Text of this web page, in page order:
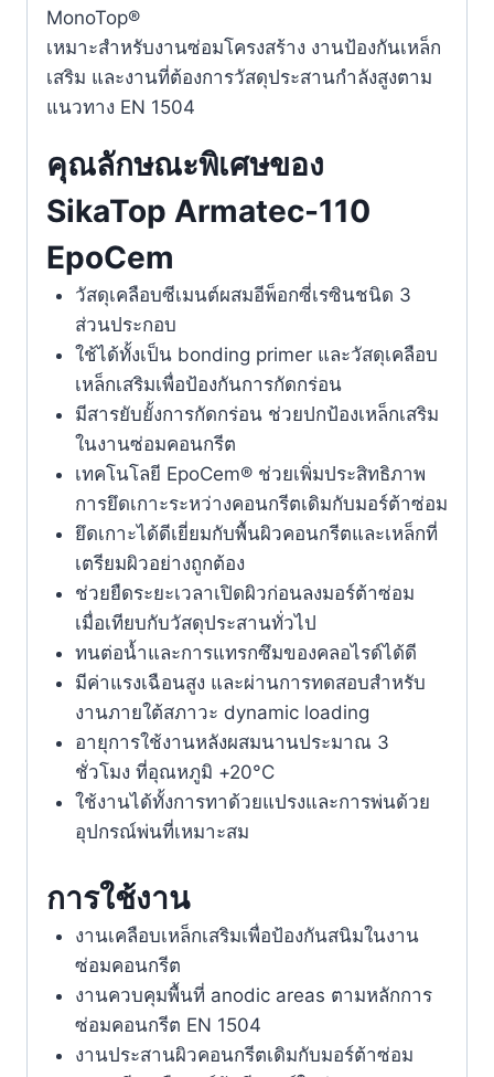
MonoTop®
เหมาะสำหรับงานซ่อมโครงสร้าง งานป้องกันเหล็ก
เสริม และงานที่ต้องการวัสดุประสานกำลังสูงตาม
แนวทาง EN 1504
คุณลักษณะพิเศษของ
SikaTop Armatec-110
EpoCem
วัสดุเคลือบซีเมนต์ผสมอีพ็อกซี่เรซินชนิด 3
ส่วนประกอบ
ใช้ได้ทั้งเป็น bonding primer และวัสดุเคลือบ
เหล็กเสริมเพื่อป้องกันการกัดกร่อน
มีสารยับยั้งการกัดกร่อน ช่วยปกป้องเหล็กเสริม
ในงานซ่อมคอนกรีต
เทคโนโลยี EpoCem® ช่วยเพิ่มประสิทธิภาพ
การยึดเกาะระหว่างคอนกรีตเดิมกับมอร์ต้าซ่อม
ยึดเกาะได้ดีเยี่ยมกับพื้นผิวคอนกรีตและเหล็กที่
เตรียมผิวอย่างถูกต้อง
ช่วยยืดระยะเวลาเปิดผิวก่อนลงมอร์ต้าซ่อม
เมื่อเทียบกับวัสดุประสานทั่วไป
ทนต่อน้ำและการแทรกซึมของคลอไรด์ได้ดี
มีค่าแรงเฉือนสูง และผ่านการทดสอบสำหรับ
งานภายใต้สภาวะ dynamic loading
อายุการใช้งานหลังผสมนานประมาณ 3
ชั่วโมง ที่อุณหภูมิ +20°C
ใช้งานได้ทั้งการทาด้วยแปรงและการพ่นด้วย
อุปกรณ์พ่นที่เหมาะสม
การใช้งาน
งานเคลือบเหล็กเสริมเพื่อป้องกันสนิมในงาน
ซ่อมคอนกรีต
งานควบคุมพื้นที่ anodic areas ตามหลักการ
ซ่อมคอนกรีต EN 1504
งานประสานผิวคอนกรีตเดิมกับมอร์ต้าซ่อม